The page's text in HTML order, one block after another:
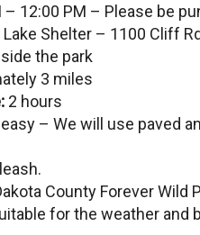
– 12:00 PM – Please be
Shelter – 1100 Cliff
the park
3 miles
2 hours
easy – We will use paved
County Forever Wild
for the weather and